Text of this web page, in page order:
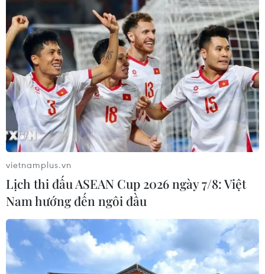
và bão lũ bất thường
17/05/2023 04:09
Giám đốc Trung tâm Dự báo khí tượng thủy văn Quốc
gia lưu ý, cần đề phòng ít mưa dẫn đến tình trạng hạn
hán, xâm nhập mặn, thiếu nước trong những tháng đầu
năm 2024 trên phạm vi toàn quốc.
vietnamplus.vn
Lịch thi đấu ASEAN Cup 2026 ngày 7/8: Việt
Nam hướng đến ngôi đầu